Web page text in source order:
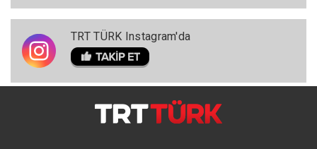
TRT TÜRK Instagram'da